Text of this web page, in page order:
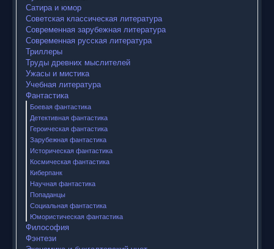
Сатира и юмор
Советская классическая литература
Современная зарубежная литература
Современная русская литература
Триллеры
Труды древних мыслителей
Ужасы и мистика
Учебная литература
Фантастика
Боевая фантастика
Детективная фантастика
Героическая фантастика
Зарубежная фантастика
Историческая фантастика
Космическая фантастика
Киберпанк
Научная фантастика
Попаданцы
Социальная фантастика
Юмористическая фантастика
Философия
Фэнтези